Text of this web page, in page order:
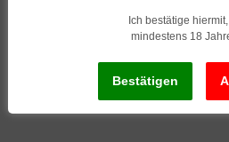
Ich bestätige
mindestens 18